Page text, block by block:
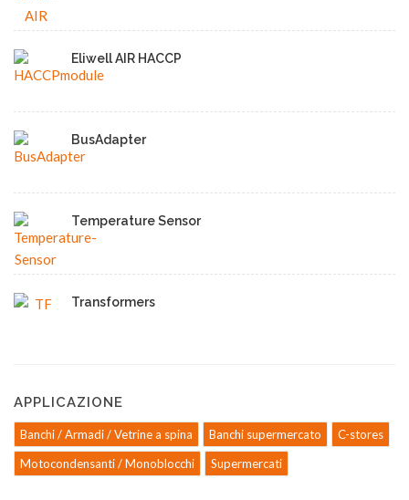
Eliwell AIR HACCP
BusAdapter
Temperature Sensor
Transformers
APPLICAZIONE
Banchi / Armadi / Vetrine a spina Banchi supermercato
C-stores
Motocondensanti / Monoblocchi
Supermercati